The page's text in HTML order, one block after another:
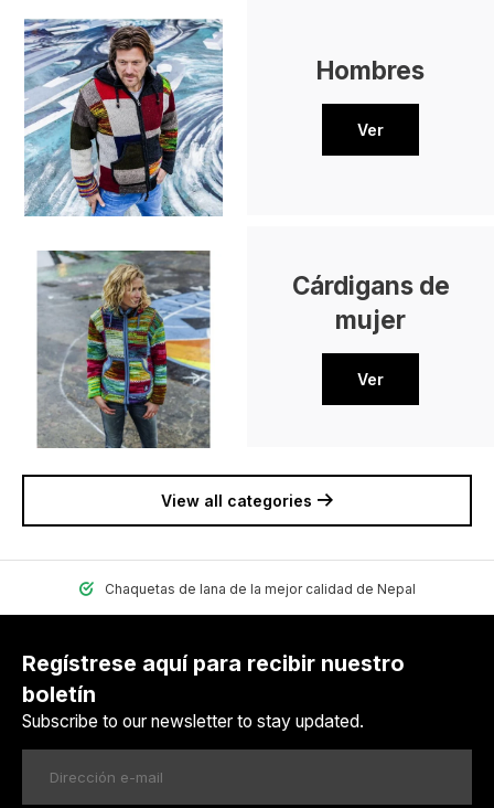
Hombres
Ver
Cárdigans de
mujer
Ver
View all categories
Chaquetas de lana de la mejor calidad de Nepal
Regístrese aquí para recibir nuestro
boletín
Subscribe to our newsletter to stay updated.